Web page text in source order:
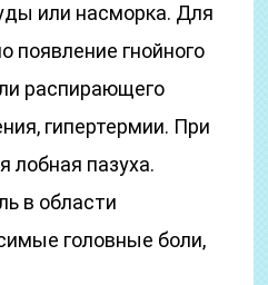
или насморка. Для
появление гнойного
распирающего
гипертермии. При
лобная пазуха.
в области
головные боли,